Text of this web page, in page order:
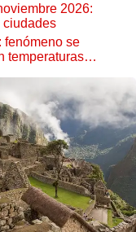
2026:
ciudades
fenómeno se
temperaturas